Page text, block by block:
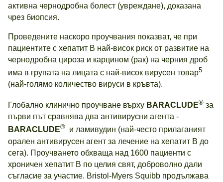
активна чернодробна болест (увреждане), доказана
чрез биопсия.
Проведените наскоро проучвания показват, че при
пациентите с хепатит В най-висок риск от развитие на
чернодробна цироза и карцином (рак) на черния дроб
има в групата на лицата с най-висок вирусен товар5
(най-голямо количество вируси в кръвта).
Глобално клинично проучване върху BARACLUDE® за
първи път сравнява два антивирусни агента -
BARACLUDE® и ламивудин (най-често прилаганият
орален антивирусен агент за лечение на хепатит В до
сега). Проучването обхваща над 1600 пациенти с
хроничен хепатит В по целия свят, доброволно дали
съгласие за участие. Bristol-Myers Squibb продължава